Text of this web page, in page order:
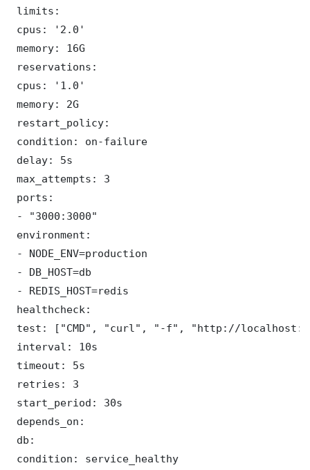
limits:
cpus: '2.0'
memory: 16G
reservations:
cpus: '1.0'
memory: 2G
restart_policy:
condition: on-failure
delay: 5s
max_attempts: 3
ports:
- "3000:3000"
environment:
- NODE_ENV=production
- DB_HOST=db
- REDIS_HOST=redis
healthcheck:
test: ["CMD", "curl", "-f", "http://
interval: 10s
timeout: 5s
retries: 3
start_period: 30s
depends_on:
db:
condition: service_healthy